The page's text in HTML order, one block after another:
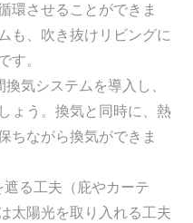
環させることができま
も、吹き抜けリビングに
す。
換気システムを導入し、
ょう。換気と同時に、熱
ちながら換気ができま
遮る工夫（庇やカーテ
太陽光を取り入れる工夫